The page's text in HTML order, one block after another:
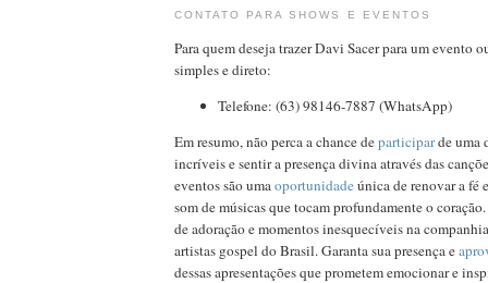
CONTATO PARA SHOWS E EVENTOS
Para quem deseja trazer Davi Sacer para um evento
simples e direto:
Telefone: (63) 98146-7887 (WhatsApp)
Em resumo, não perca a chance departiciparde uma
incríveis e sentir a presença divina através das
eventos são umaoportunidadeúnica de renovar a fé
som de músicas que tocam profundamente o
de adoração e momentos inesquecíveis na
artistas gospel do Brasil. Garanta sua presença e
dessas apresentações que prometem emocionar e